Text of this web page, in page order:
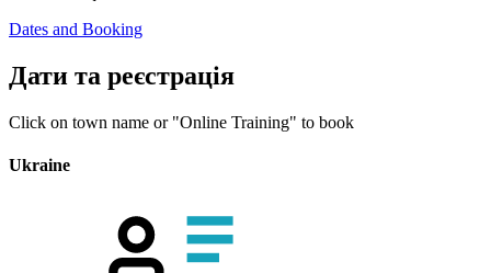
Dates and Booking
Дати та реєстрація
Click on town name or "Online Training" to book
Ukraine